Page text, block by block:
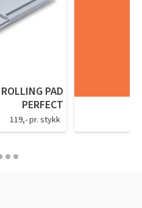
PAD
PERFECT
119,- pr. stykk